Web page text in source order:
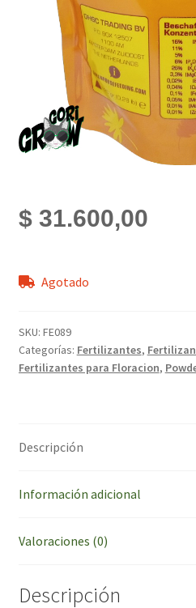
$31.600,00
Agotado
SKU: FE089
Categorías: Fertilizantes,
Fertilizantes para Floracion,
Descripción
Información adicional
Valoraciones (0)
Descripción